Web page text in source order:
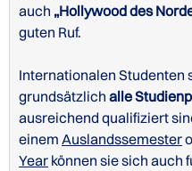
auch „Hollywood des
guten Ruf.
Internationalen Studenten
grundsätzlich alle
ausreichend qualifiziert
einem Auslandssemester
Year können sie sich auch